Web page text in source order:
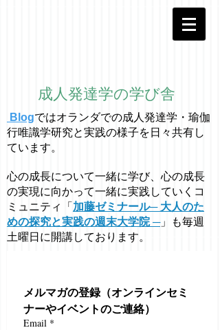
成人発達学の学び舎
Blogではオラ ンダでの成人発達学・ 瑜伽
行唯識学研究と実践の様子を日々共有し
ています。
心の成長について一緒に学び、心の成長
の実現に向かって一緒に実践していくコ
ミュニティ「 加藤ゼミナール─ 大人のた
めの探究と実践の週末大学院 ─」も毎週
土曜日に開講しております。
メルマガの登録（オンラインセミ
ナーやイベントのご連絡）
Email *